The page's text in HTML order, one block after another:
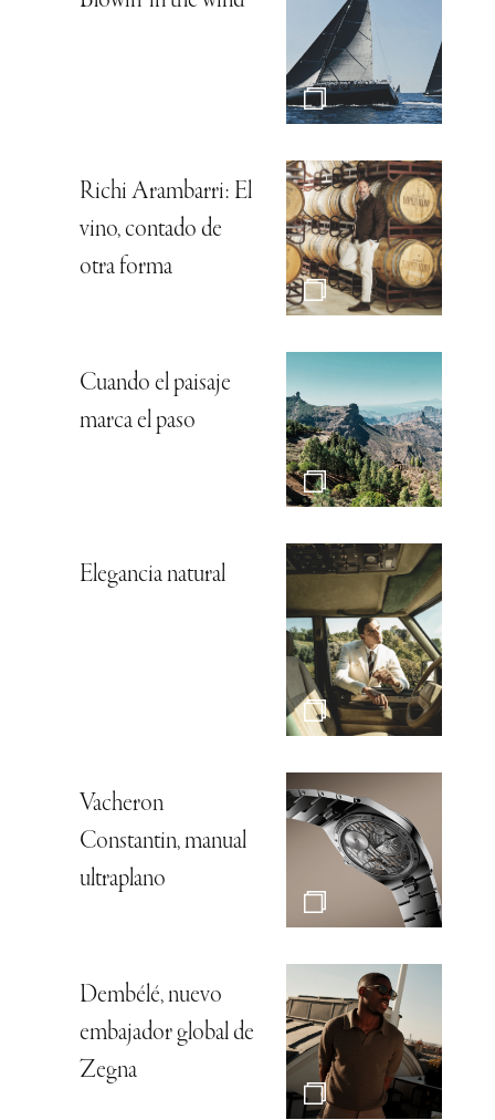
Richi Arambarri: El
vino, contado de
otra forma
Cuando el paisaje
marca el paso
Elegancia natural
Vacheron
Constantin, manual
ultraplano
Dembélé, nuevo
embajador global de
Zegna